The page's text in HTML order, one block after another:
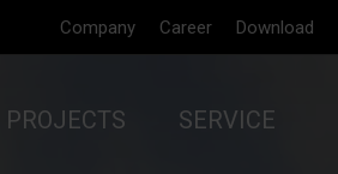
Company Career Download
PROJECTS SERVICE